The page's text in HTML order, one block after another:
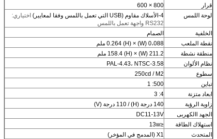
قرار
800 × 600
لوحة اللمس
4-الأسلاك مقاوم (USB التي تعمل باللمس وفقا لمعايير)
اختياري:
RS232 واجهة تعمل باللمس
الخلفية
الصمام
نقطة الملعب
0،088 (W) × 0.264 (H) ملم
منطقة نشطة
211.2 (W) × 158.4 (H) ملم
نظام الألوان
PAL-4.43، NTSC-3.58
سطوع
250cd / M2
تباين
500: 1
ابعاد متزنة
4: 3
زاوية الرؤية
140 درجة (H) / 110 درجة (V)
الجهد االكهربى
DC11-13V
استهلاك الطاقة
≤13w
المتحدث
X1 (المدمج في المؤخر)